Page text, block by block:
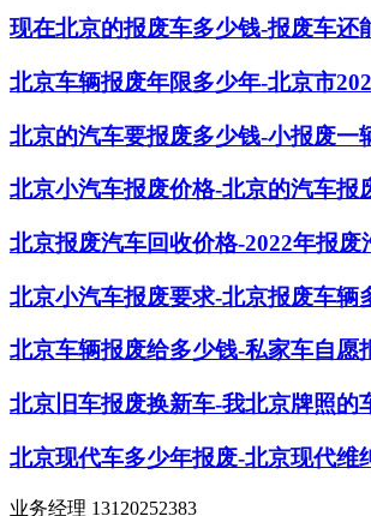
现在北京的报废车多少钱-报废车还
北京车辆报废年限多少年-北京市
北京的汽车要报废多少钱-小报废一
北京小汽车报废价格-北京的汽车报
北京报废汽车回收价格-2022年报废
北京小汽车报废要求-北京报废车辆
北京车辆报废给多少钱-私家车自愿
北京旧车报废换新车-我北京牌照的
北京现代车多少年报废-北京现代维
业务经理 13120252383